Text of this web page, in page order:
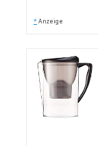
* Anzeige